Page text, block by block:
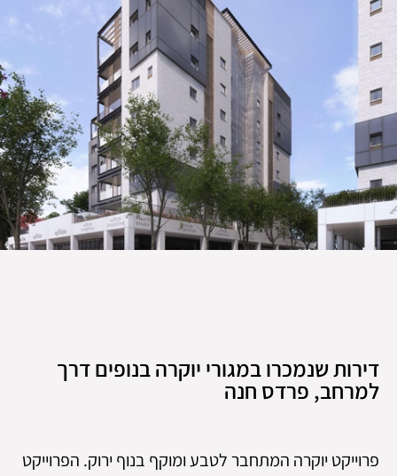
דירות שנמכרו במגורי יוקרה בנופים דרך
למרחב, פרדס חנה
פרוייקט יוקרה המתחבר לטבע ומוקף בנוף ירוק. הפרוייקט